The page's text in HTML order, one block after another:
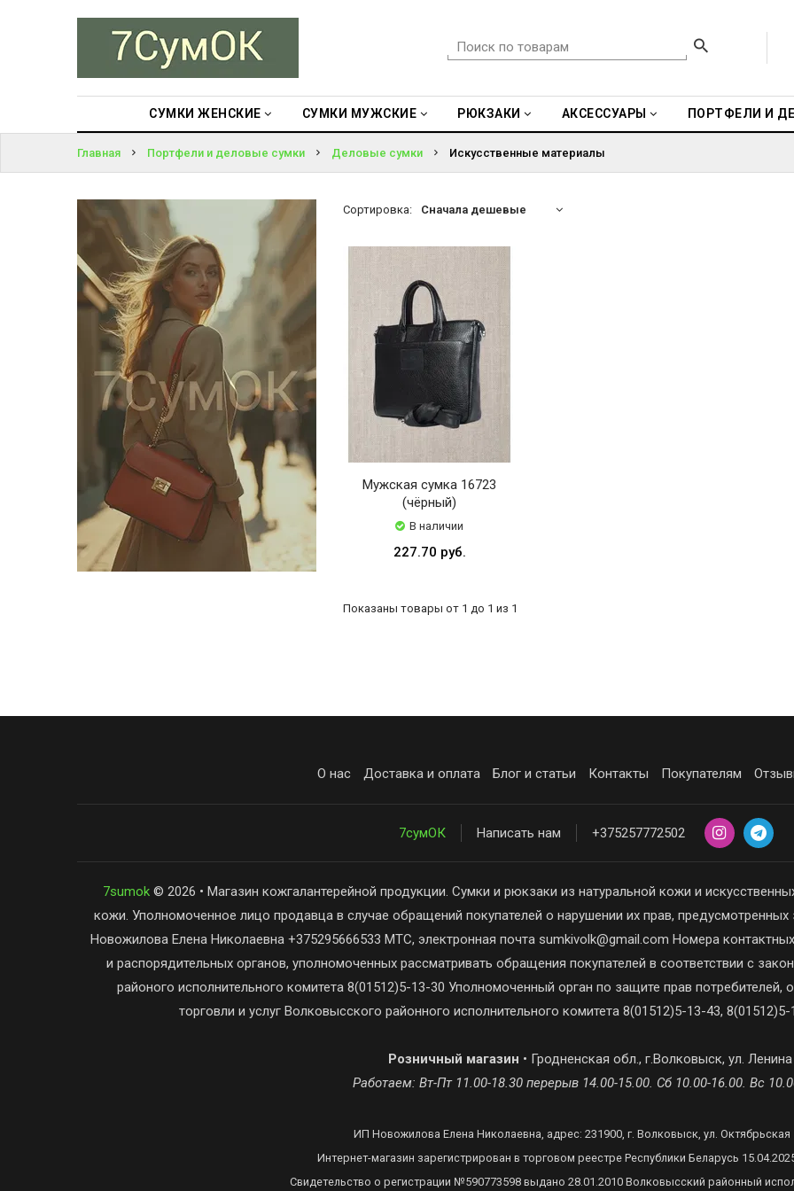
СУМКИ ЖЕНСКИЕ СУМКИ МУЖСКИЕ РЮКЗАКИ АКСЕССУАРЫ ПОРТФЕЛИ И
РЮКЗАКИ
АКСЕССУАРЫ
ДЕЛОВЫЕ
ЗАБЫЛИ
ПАРОЛЬ?
Главная
Портфели и деловые сумки Деловые сумки Искусственные материалы
Сортировка: Сначала дешевые
Мужская сумка 16723
(чёрный)
В наличии
227.70 руб.
Показаны товары от 1 до 1 из 1
О нас Доставка и оплата Блог и статьи Контакты Покупателям
7сумОК Написать нам +375257772502
7sumok© 2026 • Магазин кожгалантерейной продукции. Сумки и рюкзаки из натуральной кожи и
кожи. Уполномоченное лицо продавца в случае обращений покупателей о нарушении их прав,
Новожилова Елена Николаевна +375295666533 МТС, электронная почта sumkivolk@gmail.com Номера
и распорядительных органов, уполномоченных рассматривать обращения покупателей в соответствии с
районого исполнительного комитета 8(01512)5-13-30 Уполномоченный орган по защите прав потребителей,
торговли и услуг Волковысского районного исполнительного комитета 8(01512)5-13-43,
Розничный магазин • Гродненская обл., г.Волковыск, ул.
Работаем: Вт-Пт 11.00-18.30 перерыв 14.00-15.00. Сб 10.00-16.00. Вс
ИП Новожилова Елена Николаевна, адрес: 231900, г. Волковыск, ул. Октябрьская
Интернет-магазин зарегистрирован в торговом реестре Республики Беларусь
Свидетельство о регистрации №590773598 выдано 28.01.2010 Волковысский районный